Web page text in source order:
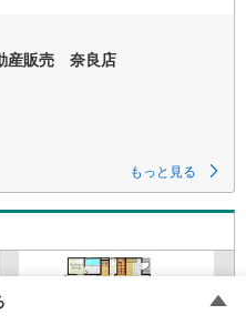
産販売 奈良店
）
）
）
）
もっと見る